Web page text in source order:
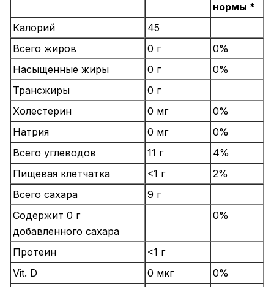
нормы *
Калорий
45
Всего жиров
0 г
0%
Насыщенные жиры
0 г
0%
Трансжиры
0 г
Холестерин
0 мг
0%
Натрия
0 мг
0%
Всего углеводов
11 г
4%
Пищевая клетчатка
<1 г
2%
Всего сахара
9 г
Содержит 0 г
добавленного сахара
0%
Протеин
<1 г
Vit. D
0 мкг
0%